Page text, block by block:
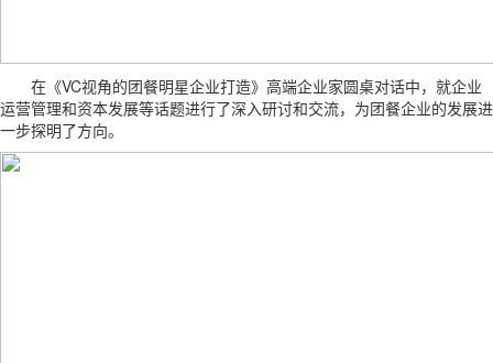
在《VC视角的团餐明星企业打造》高端企业家圆桌对话中，就企业
运营管理和资本发展等话题进行了深入研讨和交流，为团餐企业的发展进
一步探明了方向。